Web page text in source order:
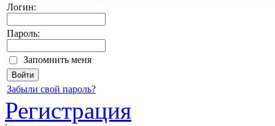
Логин:
Пароль:
Запомнить меня
Забыли свой пароль?
Регистрация